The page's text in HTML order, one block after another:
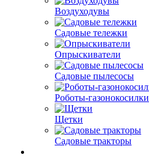
Воздуходувы
Садовые тележки
Опрыскиватели
Садовые пылесосы
Роботы-газонокосилки
Щетки
Садовые тракторы